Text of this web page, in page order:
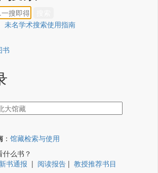
未名学术搜索使用指南
书
： 馆藏检索与使用
什么书？
新书通报 | 阅读报告 | 教授推荐书目